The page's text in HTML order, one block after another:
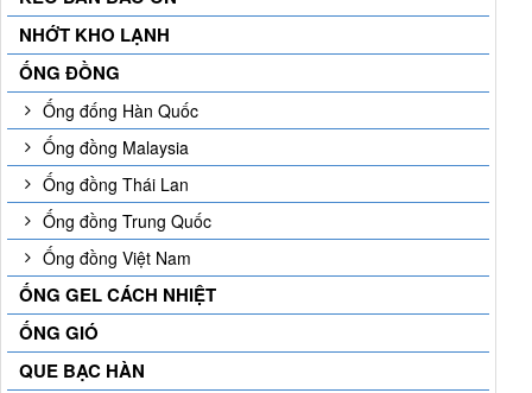
NHỚT KHO LẠNH
ỐNG ĐỒNG
Ống đống Hàn Quốc
Ống đồng Malaysia
Ống đồng Thái Lan
Ống đồng Trung Quốc
Ống đồng Việt Nam
ỐNG GEL CÁCH NHIỆT
ỐNG GIÓ
QUE BẠC HÀN